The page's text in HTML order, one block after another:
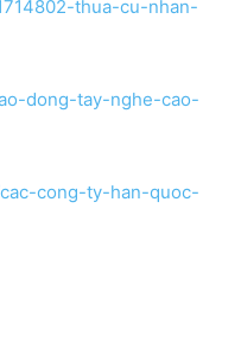
thua-cu-nhan-
dong-tay-nghe-cao-
cong-ty-han-quoc-